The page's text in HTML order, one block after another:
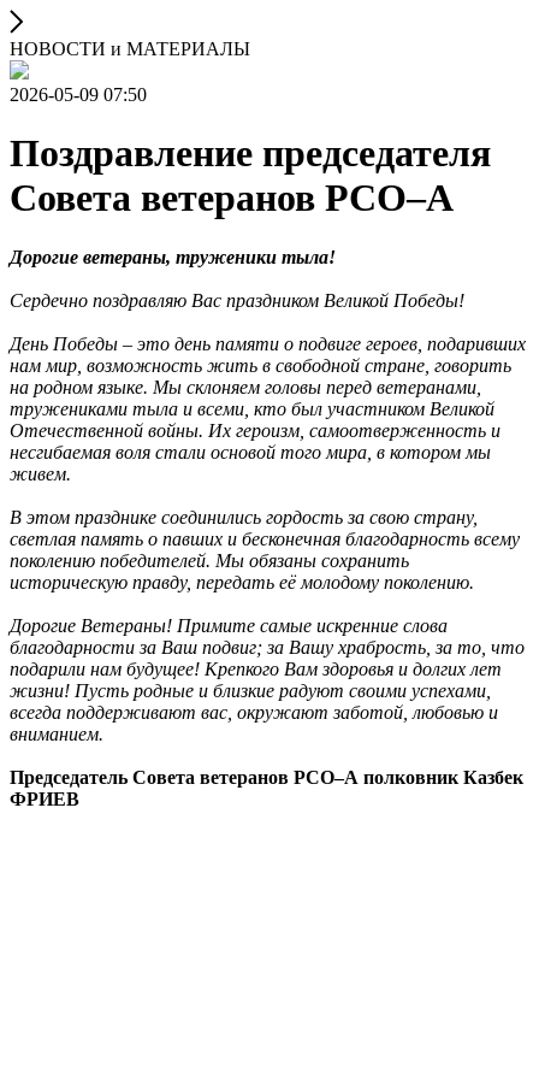
НОВОСТИ и МАТЕРИАЛЫ
2026-05-09 07:50
Поздравление председателя
Совета ветеранов РСО–А
Дорогие ветераны, труженики тыла!
Сердечно поздравляю Вас праздником Великой Победы!
День Победы – это день памяти о подвиге героев, подаривших
нам мир, возможность жить в свободной стране, говорить
на родном языке. Мы склоняем головы перед ветеранами,
тружениками тыла и всеми, кто был участником Великой
Отечественной войны. Их героизм, самоотверженность и
несгибаемая воля стали основой того мира, в котором мы
живем.
В этом празднике соединились гордость за свою страну,
светлая память о павших и бесконечная благодарность всему
поколению победителей. Мы обязаны сохранить
историческую правду, передать её молодому поколению.
Дорогие Ветераны! Примите самые искренние слова
благодарности за Ваш подвиг; за Вашу храбрость, за то, что
подарили нам будущее! Крепкого Вам здоровья и долгих лет
жизни! Пусть родные и близкие радуют своими успехами,
всегда поддерживают вас, окружают заботой, любовью и
вниманием.
Председатель Совета ветеранов РСО–А полковник Казбек
ФРИЕВ